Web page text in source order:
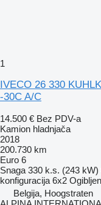
1
IVECO 26 330
-30C A/C
14.500 € Bez PDV-a
Kamion hladnjača
2018
200.730 km
Euro 6
Snaga 330 k.s. (243 kW)
konfiguracija 6x2
Belgija, Hoogstraten